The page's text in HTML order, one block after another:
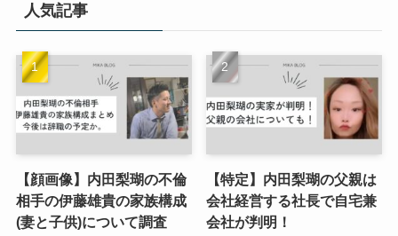
人気記事
【顔画像】内田梨瑚の不倫
相手の伊藤雄貴の家族構成
(妻と子供)について調査
【特定】内田梨瑚の父親は
会社経営する社長で自宅兼
会社が判明！